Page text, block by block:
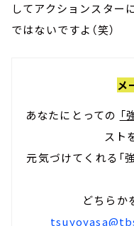
してアクションスター
ではないですよ（笑）
メ
あなたにとっての
スト
元気づけてくれる「
どちらか